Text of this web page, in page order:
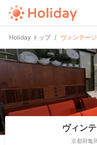
Holiday トップ ヴィンテー
ヴィン
京都府亀